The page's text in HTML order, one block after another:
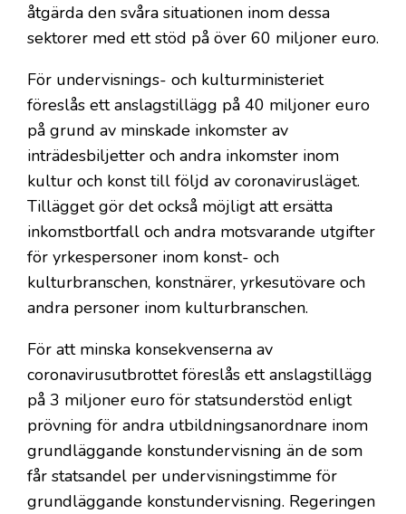
åtgärda den svåra situationen inom dessa
sektorer med ett stöd på över 60 miljoner euro.
För undervisnings- och kulturministeriet
föreslås ett anslagstillägg på 40 miljoner euro
på grund av minskade inkomster av
inträdesbiljetter och andra inkomster inom
kultur och konst till följd av coronavirusläget.
Tillägget gör det också möjligt att ersätta
inkomstbortfall och andra motsvarande utgifter
för yrkespersoner inom konst- och
kulturbranschen, konstnärer, yrkesutövare och
andra personer inom kulturbranschen.
För att minska konsekvenserna av
coronavirusutbrottet föreslås ett anslagstillägg
på 3 miljoner euro för statsunderstöd enligt
prövning för andra utbildningsanordnare inom
grundläggande konstundervisning än de som
får statsandel per undervisningstimme för
grundläggande konstundervisning. Regeringen